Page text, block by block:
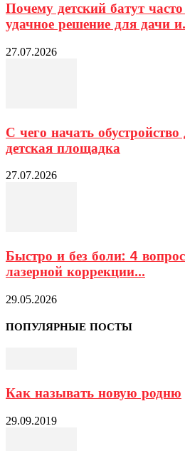
Почему детский батут
удачное решение для дачи
27.07.2026
С чего начать
детская площадка
27.07.2026
Быстро и без боли: 4
лазерной коррекции...
29.05.2026
ПОПУЛЯРНЫЕ ПОСТЫ
Как называть новую родню
29.09.2019